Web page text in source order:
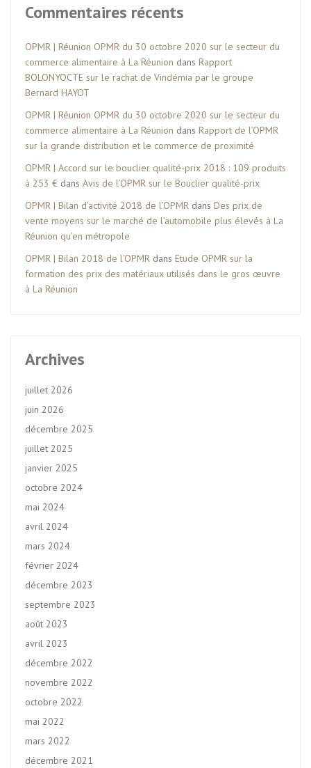
Commentaires récents
OPMR | Réunion OPMR du 30 octobre 2020 sur le secteur du
commerce alimentaire à La Réunion dans Rapport
BOLONYOCTE sur le rachat de Vindémia par le groupe
Bernard HAYOT
OPMR | Réunion OPMR du 30 octobre 2020 sur le secteur du
commerce alimentaire à La Réunion dans Rapport de l’OPMR
sur la grande distribution et le commerce de proximité
OPMR | Accord sur le bouclier qualité-prix 2018 : 109 produits
à 253 € dans Avis de l’OPMR sur le Bouclier qualité-prix
OPMR | Bilan d’activité 2018 de l’OPMR dans Des prix de
vente moyens sur le marché de l’automobile plus élevés à La
Réunion qu’en métropole
OPMR | Bilan 2018 de l’OPMR dans Etude OPMR sur la
formation des prix des matériaux utilisés dans le gros œuvre
à La Réunion
Archives
juillet 2026
juin 2026
décembre 2025
juillet 2025
janvier 2025
octobre 2024
mai 2024
avril 2024
mars 2024
février 2024
décembre 2023
septembre 2023
août 2023
avril 2023
décembre 2022
novembre 2022
octobre 2022
mai 2022
mars 2022
décembre 2021